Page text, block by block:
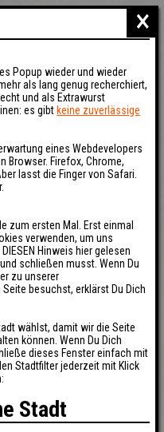
×
Popup wieder und wieder
als lang genug recherchiert,
und als Extrawurst
es gibt keine zuverlässige
eines Webdevelopers
Browser. Firefox, Chrome,
lasst die Finger von Safari.
zum ersten Mal. Erst einmal
verwenden, um uns
Hinweis hier gelesen
schließen musst. Wenn Du
zu unserer
Seite besuchst, erklärst Du Dich
wählst, damit wir die Seite
können. Wenn Du Dich
dieses Fenster einfach mit
Stadtfilter jederzeit mit Klick
Stadt